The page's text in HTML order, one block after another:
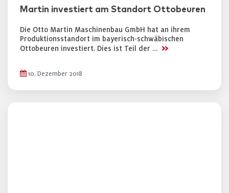
Martin investiert am Standort Ottobeuren
Die Otto Martin Maschinenbau GmbH hat an ihrem
Produktionsstandort im bayerisch-schwäbischen
Ottobeuren investiert. Dies ist Teil der … >>
10. Dezember 2018